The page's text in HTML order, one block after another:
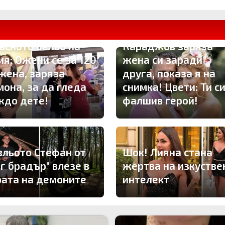
отмъщение!
бельо на
Ожени се за 120
заряза
за да гледа
дете!
Караджов заряза
жена си заради
друга, показа я на
снимка! Цвети: Ти си
фалшив герой!
Стефан от
брадър" влезе в
на демоните
Шок! Лияна стана
жертва на
интелект